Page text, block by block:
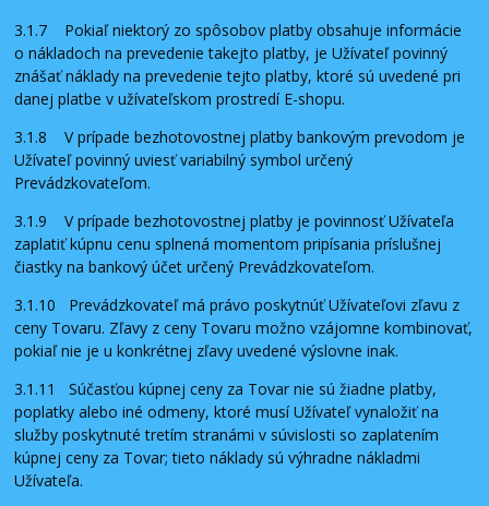
3.1.7 Pokiaľ niektorý zo spôsobov platby obsahuje informácie
o nákladoch na prevedenie takejto platby, je Užívateľ povinný
znášať náklady na prevedenie tejto platby, ktoré sú uvedené pri
danej platbe v užívateľskom prostredí E-shopu.
3.1.8 V prípade bezhotovostnej platby bankovým prevodom je
Užívateľ povinný uviesť variabilný symbol určený
Prevádzkovateľom.
3.1.9 V prípade bezhotovostnej platby je povinnosť Užívateľa
zaplatiť kúpnu cenu splnená momentom pripísania príslušnej
čiastky na bankový účet určený Prevádzkovateľom.
3.1.10 Prevádzkovateľ má právo poskytnúť Užívateľovi zľavu z
ceny Tovaru. Zľavy z ceny Tovaru možno vzájomne kombinovať,
pokiaľ nie je u konkrétnej zľavy uvedené výslovne inak.
3.1.11 Súčasťou kúpnej ceny za Tovar nie sú žiadne platby,
poplatky alebo iné odmeny, ktoré musí Užívateľ vynaložiť na
služby poskytnuté tretím stranámi v súvislosti so zaplatením
kúpnej ceny za Tovar; tieto náklady sú výhradne nákladmi
Užívateľa.